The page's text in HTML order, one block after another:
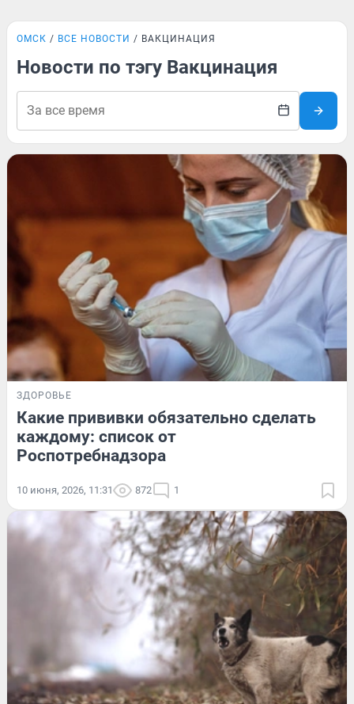
ОМСК ВСЕ НОВОСТИ ВАКЦИНАЦИЯ
Новости по тэгу Вакцинация
ЗДОРОВЬЕ
Какие прививки обязательно сделать
каждому: список от
Роспотребнадзора
10 июня, 2026, 11:31 872 1